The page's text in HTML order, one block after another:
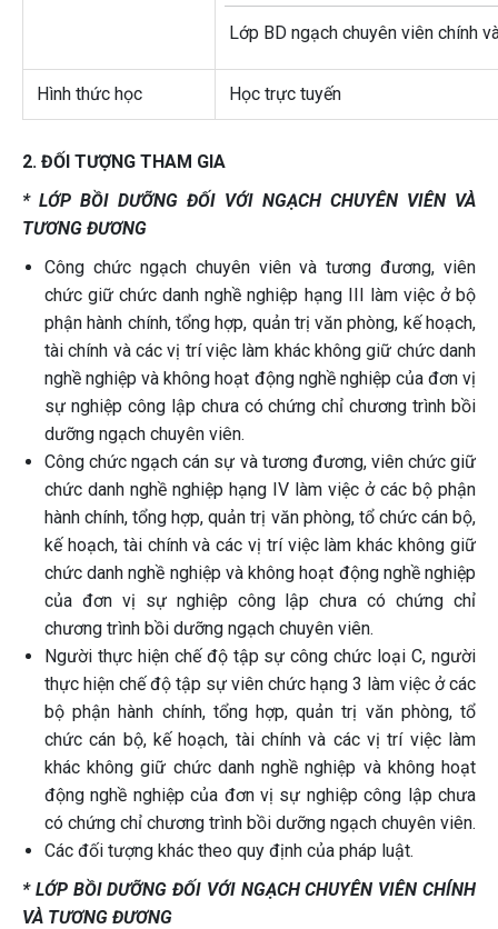
Lớp BD ngạch chuyên viên chính
Hình thức học Học trực tuyến
2. ĐỐI TƯỢNG THAM GIA
* LỚP BỒI DƯỠNG ĐỐI VỚI NGẠCH CHUYÊN VIÊN VÀ
TƯƠNG ĐƯƠNG
Công chức ngạch chuyên viên và tương đương, viên
chức giữ chức danh nghề nghiệp hạng III làm việc ở bộ
phận hành chính, tổng hợp, quản trị văn phòng, kế hoạch,
tài chính và các vị trí việc làm khác không giữ chức danh
nghề nghiệp và không hoạt động nghề nghiệp của đơn vị
sự nghiệp công lập chưa có chứng chỉ chương trình bồi
dưỡng ngạch chuyên viên.
Công chức ngạch cán sự và tương đương, viên chức giữ
chức danh nghề nghiệp hạng IV làm việc ở các bộ phận
hành chính, tổng hợp, quản trị văn phòng, tổ chức cán bộ,
kế hoạch, tài chính và các vị trí việc làm khác không giữ
chức danh nghề nghiệp và không hoạt động nghề nghiệp
của đơn vị sự nghiệp công lập chưa có chứng chỉ
chương trình bồi dưỡng ngạch chuyên viên.
Người thực hiện chế độ tập sự công chức loại C, người
thực hiện chế độ tập sự viên chức hạng 3 làm việc ở các
bộ phận hành chính, tổng hợp, quản trị văn phòng, tổ
chức cán bộ, kế hoạch, tài chính và các vị trí việc làm
khác không giữ chức danh nghề nghiệp và không hoạt
động nghề nghiệp của đơn vị sự nghiệp công lập chưa
có chứng chỉ chương trình bồi dưỡng ngạch chuyên viên.
Các đối tượng khác theo quy định của pháp luật.
* LỚP BỒI DƯỠNG ĐỐI VỚI NGẠCH CHUYÊN VIÊN CHÍNH
VÀ TƯƠNG ĐƯƠNG